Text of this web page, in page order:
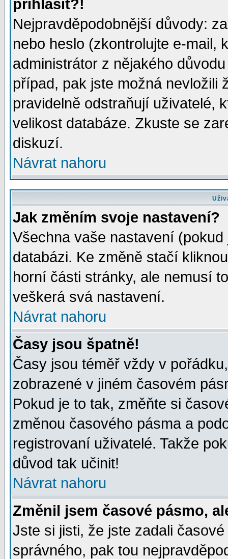
přihlásit?!
Nejpravděpodobnější důvody:
nebo heslo (zkontrolujte e-mail,
administrátor z nějakého
případ, pak jste možná nevložili
pravidelně odstraňují uživatelé,
velikost databáze. Zkuste se
diskuzí.
Návrat nahoru
Jak změním svoje nastavení?
Všechna vaše nastavení
databázi. Ke změně stačí
horní části stránky, ale nemusí
veškerá svá nastavení.
Návrat nahoru
Časy jsou špatně!
Časy jsou téměř vždy v
zobrazené v jiném časovém
Pokud je to tak, změňte si
změnou časového pásma a
registrovaní uživatelé. Takže
důvod tak učinit!
Návrat nahoru
Změnil jsem časové pásmo,
Jste si jisti, že jste zadali
správného, pak tou